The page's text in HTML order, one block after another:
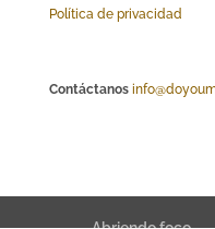
Política de privacidad
Contáctanos